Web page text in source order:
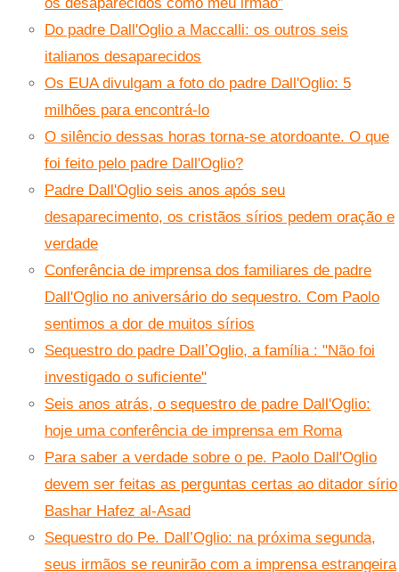
Do padre Dall'Oglio a Maccalli: os outros seis
italianos desaparecidos
Os EUA divulgam a foto do padre Dall'Oglio: 5
milhões para encontrá-lo
O silêncio dessas horas torna-se atordoante. O que
foi feito pelo padre Dall'Oglio?
Padre Dall'Oglio seis anos após seu
desaparecimento, os cristãos sírios pedem oração e
verdade
Conferência de imprensa dos familiares de padre
Dall'Oglio no aniversário do sequestro. Com Paolo
sentimos a dor de muitos sírios
Sequestro do padre DallʼOglio, a família : "Não foi
investigado o suficiente"
Seis anos atrás, o sequestro de padre Dall'Oglio:
hoje uma conferência de imprensa em Roma
Para saber a verdade sobre o pe. Paolo Dall'Oglio
devem ser feitas as perguntas certas ao ditador sírio
Bashar Hafez al-Asad
Sequestro do Pe. Dall’Oglio: na próxima segunda,
seus irmãos se reunirão com a imprensa estrangeira